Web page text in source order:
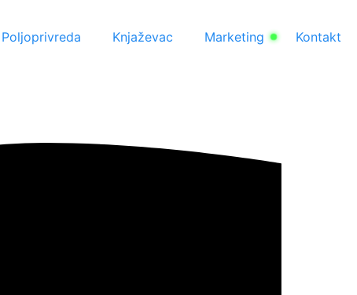
Poljoprivreda Knjaževac Marketing Kontakt